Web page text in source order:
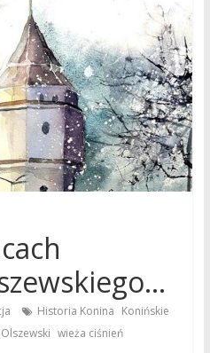
Historia Konina Konińskie
wieża ciśnień